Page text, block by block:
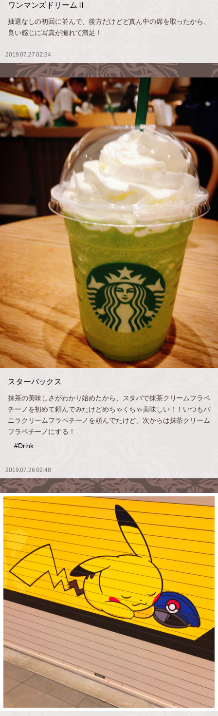
ワンマンズドリームⅡ
抽選なしの初回に並んで、後方だけどど真ん中の席を取ったから、
良い感じに写真が撮れて満足！
2019.07.27 02:34
スターバックス
抹茶の美味しさがわかり始めたから、スタバで抹茶クリームフラペ
チーノを初めて頼んでみたけどめちゃくちゃ美味しい！！いつもバ
ニラクリームフラペチーノを頼んでたけど、次からは抹茶クリーム
フラペチーノにする！
#Drink
2019.07.26 02:48